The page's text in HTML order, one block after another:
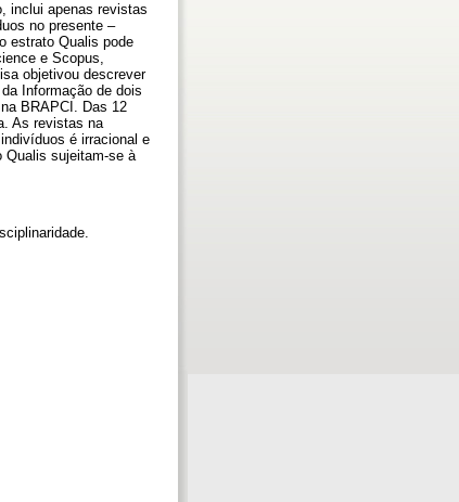
inclui apenas revistas
no presente –
estrato Qualis pode
e Scopus,
objetivou descrever
Informação de dois
BRAPCI. Das 12
As revistas na
é irracional e
Qualis sujeitam-se à